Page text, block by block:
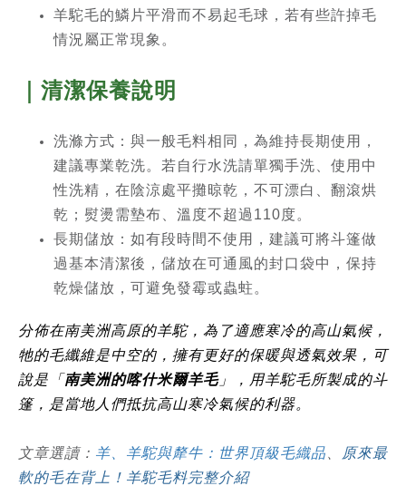
羊駝毛的鱗片平滑而不易起毛球，若有些許掉毛
情況屬正常現象。
｜清潔保養說明
洗滌方式：與一般毛料相同，為維持長期使用，
建議專業乾洗。若自行水洗請單獨手洗、使用中
性洗精，在陰涼處平攤晾乾，不可漂白、翻滾烘
乾；熨燙需墊布、溫度不超過110度。
長期儲放：如有段時間不使用，建議可將斗篷做
過基本清潔後，儲放在可通風的封口袋中，保持
乾燥儲放，可避免發霉或蟲蛀。
分佈在南美洲高原的羊駝，為了適應寒冷的高山氣候，
牠的毛纖維是中空的，擁有更好的保暖與透氣效果，可
說是「 南美洲的喀什米爾羊毛」，用羊駝毛所製成的斗
篷，是當地人們抵抗高山寒冷氣候的利器。
文章選讀： 羊、羊駝與犛牛：世界頂級毛織品
原來最
軟的毛在背上！羊駝毛料完整介紹